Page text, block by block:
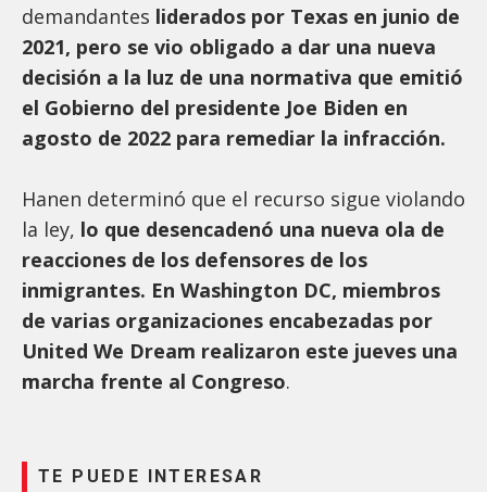
demandantes liderados por Texas en junio de
2021, pero se vio obligado a dar una nueva
decisión a la luz de una normativa que emitió
el Gobierno del presidente Joe Biden en
agosto de 2022 para remediar la infracción.
Hanen determinó que el recurso sigue violando
la ley, lo que desencadenó una nueva ola de
reacciones de los defensores de los
inmigrantes. En Washington DC, miembros
de varias organizaciones encabezadas por
United We Dream realizaron este jueves una
marcha frente al Congreso.
TE PUEDE INTERESAR